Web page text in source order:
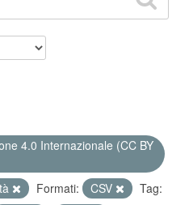
4.0 Internazionale (CC BY
Formati: CSV
Tag: